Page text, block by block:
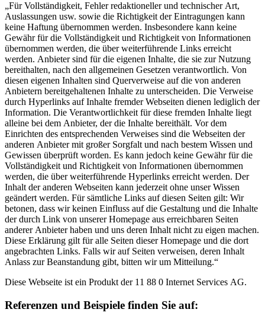
„Für Vollständigkeit, Fehler redaktioneller und technischer Art,
Auslassungen usw. sowie die Richtigkeit der Eintragungen kann
keine Haftung übernommen werden. Insbesondere kann keine
Gewähr für die Vollständigkeit und Richtigkeit von Informationen
übernommen werden, die über weiterführende Links erreicht
werden. Anbieter sind für die eigenen Inhalte, die sie zur Nutzung
bereithalten, nach den allgemeinen Gesetzen verantwortlich. Von
diesen eigenen Inhalten sind Querverweise auf die von anderen
Anbietern bereitgehaltenen Inhalte zu unterscheiden. Die Verweise
durch Hyperlinks auf Inhalte fremder Webseiten dienen lediglich der
Information. Die Verantwortlichkeit für diese fremden Inhalte liegt
alleine bei dem Anbieter, der die Inhalte bereithält. Vor dem
Einrichten des entsprechenden Verweises sind die Webseiten der
anderen Anbieter mit großer Sorgfalt und nach bestem Wissen und
Gewissen überprüft worden. Es kann jedoch keine Gewähr für die
Vollständigkeit und Richtigkeit von Informationen übernommen
werden, die über weiterführende Hyperlinks erreicht werden. Der
Inhalt der anderen Webseiten kann jederzeit ohne unser Wissen
geändert werden. Für sämtliche Links auf diesen Seiten gilt: Wir
betonen, dass wir keinen Einfluss auf die Gestaltung und die Inhalte
der durch Link von unserer Homepage aus erreichbaren Seiten
anderer Anbieter haben und uns deren Inhalt nicht zu eigen machen.
Diese Erklärung gilt für alle Seiten dieser Homepage und die dort
angebrachten Links. Falls wir auf Seiten verweisen, deren Inhalt
Anlass zur Beanstandung gibt, bitten wir um Mitteilung.“
Diese Webseite ist ein Produkt der 11 88 0 Internet Services AG.
Referenzen und Beispiele finden Sie auf:​